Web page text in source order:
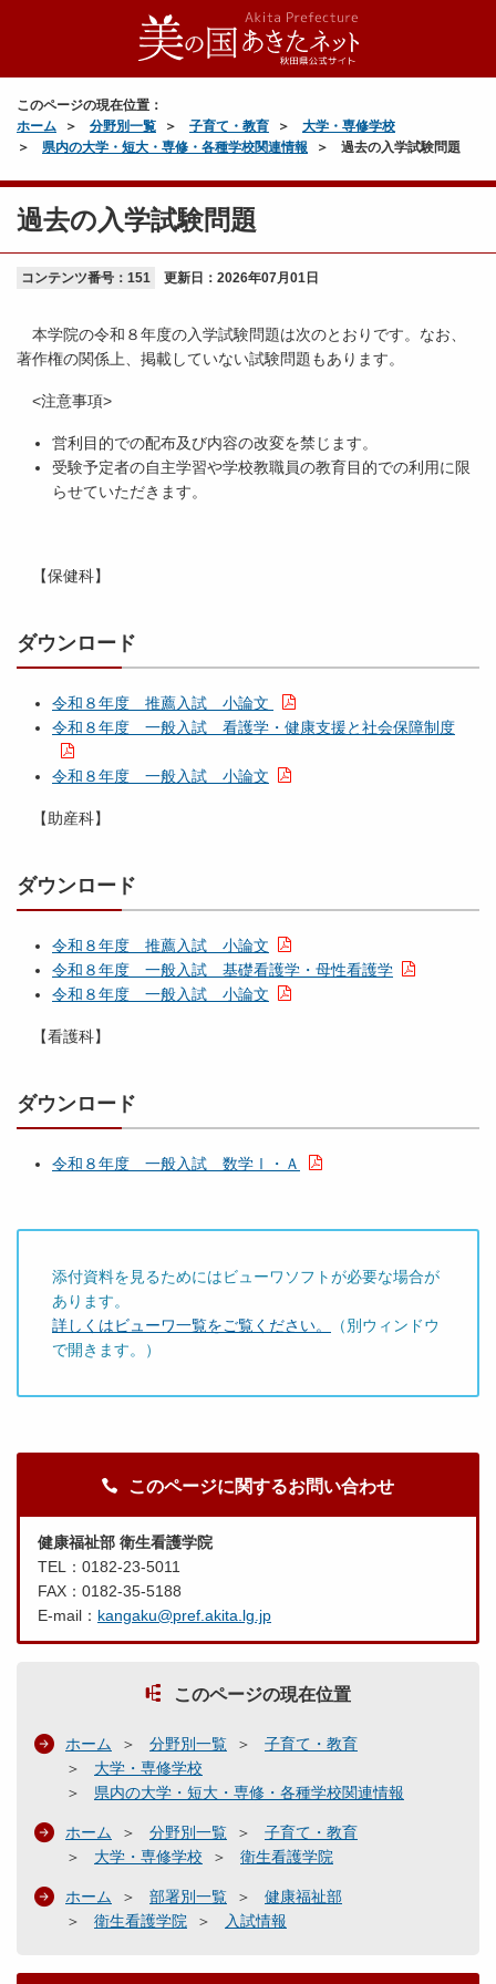
このページの現在位置：
ホーム
分野別一覧 子育て・教育
大学・専修学校
県内の大学・短大・専修・各種学校関連情報
過去の入学試験問題
過去の入学試験問題
コンテンツ番号：151 更新日： 2026年07月01日
本学院の令和８年度の入学試験問題は次のとおりです。なお、
著作権の関係上、掲載していない試験問題もあります。
<注意事項>
営利目的での配布及び内容の改変を禁じます。
受験予定者の自主学習や学校教職員の教育目的での利用に限
らせていただきます。
【保健科】
ダウンロード
令和８年度 推薦入試 小論文
令和８年度 一般入試 看護学・健康支援と社会保障制度
令和８年度 一般入試 小論文
【助産科】
ダウンロード
令和８年度 推薦入試 小論文
令和８年度 一般入試 基礎看護学・母性看護学
令和８年度 一般入試 小論文
【看護科】
ダウンロード
令和８年度 一般入試 数学Ⅰ・Ａ
添付資料を見るためにはビューワソフトが必要な場合が
あります。
詳しくはビューワ一覧をご覧ください。
（別ウィンドウ
で開きます。）
このページに関するお問い合わせ
健康福祉部 衛生看護学院
TEL：0182-23-5011
FAX：0182-35-5188
E-mail： kangaku@pref.akita.lg.jp
このページの現在位置
ホーム 分野別一覧
子育て・教育
大学・専修学校
県内の大学・短大・専修・各種学校関連情報
ホーム 分野別一覧
子育て・教育
大学・専修学校
衛生看護学院
ホーム 部署別一覧
健康福祉部
衛生看護学院
入試情報